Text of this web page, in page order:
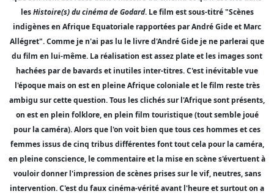
lesHistoire(s) du cinéma de Godard. Le film est sous-titré "Scènes
indigènes en Afrique Equatoriale rapportées par André Gide et Marc
Allégret". Comme je n'ai pas lu le livre d'André Gide je ne parlerai que
du film en lui-même. La réalisation est assez plate et les images sont
hachées par de bavards et inutiles inter-titres. C'est inévitable vue
l'époque mais on est en pleine Afrique coloniale et le film reste très
ambigu sur cette question. Tous les clichés sur l'Afrique sont présents,
on est en plein folklore, en plein film touristique (tout semble joué
pour la caméra). Alors que l'on voit bien que tous ces hommes et ces
femmes issus de cinq tribus différentes font tout cela pour la caméra,
en pleine conscience, le commentaire et la mise en scène s'évertuent à
vouloir donner l'impression de scènes prises sur le vif, neutres, sans
intervention. C'est du faux cinéma-vérité avant l'heure et surtout on a